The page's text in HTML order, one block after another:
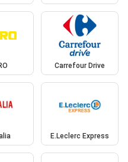
Carrefour Drive
E.Leclerc Express